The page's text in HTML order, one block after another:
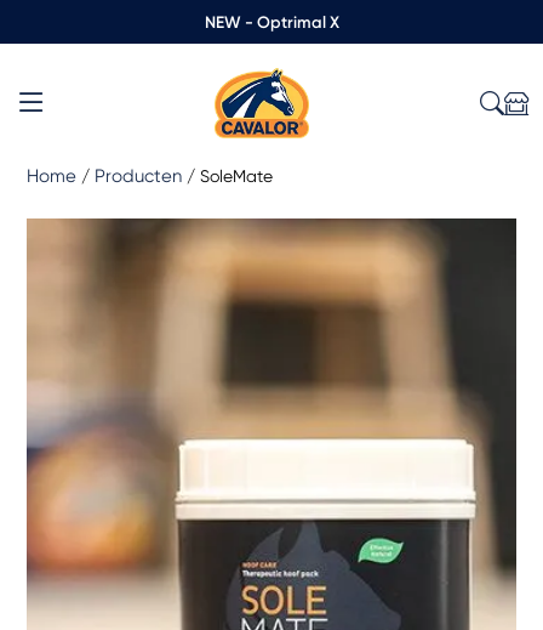
NEW - Optrimal X
Home / Producten / SoleMate